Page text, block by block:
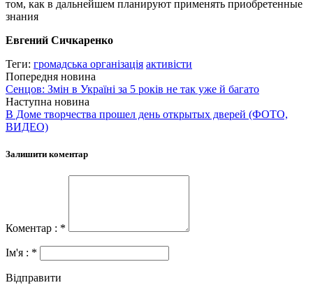
том, как в дальнейшем планируют применять приобретенные
знания
Евгений Сичкаренко
Теги: громадська організація активісти
Попередня новина
Сенцов: Змін в Україні за 5 років не так уже й багато
Наступна новина
В Доме творчества прошел день открытых дверей (ФОТО,
ВИДЕО)
Залишити коментар
Коментар : *
Ім'я : *
Відправити